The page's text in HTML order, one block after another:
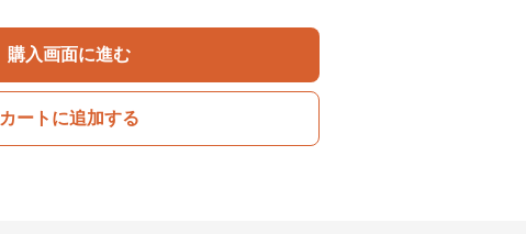
購入画面に進む
カートに追加する